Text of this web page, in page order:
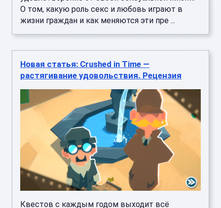
О том, какую роль секс и любовь играют в
жизни граждан и как меняются эти пре ...
Новая статья: Crushed in Time —
растягивание удовольствия. Рецензия
Квестов с каждым годом выходит всё